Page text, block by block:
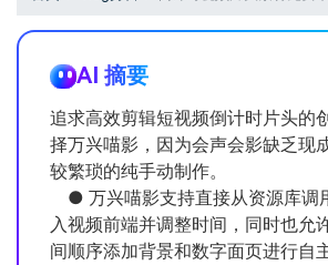
AI 摘要
追求高效剪辑短视频倒计时片头的
择万兴喵影，因为会声会影缺乏现
较繁琐的纯手动制作。
● 万兴喵影支持直接从资源库调
入视频前端并调整时间，同时也允
间顺序添加背景和数字面页进行自